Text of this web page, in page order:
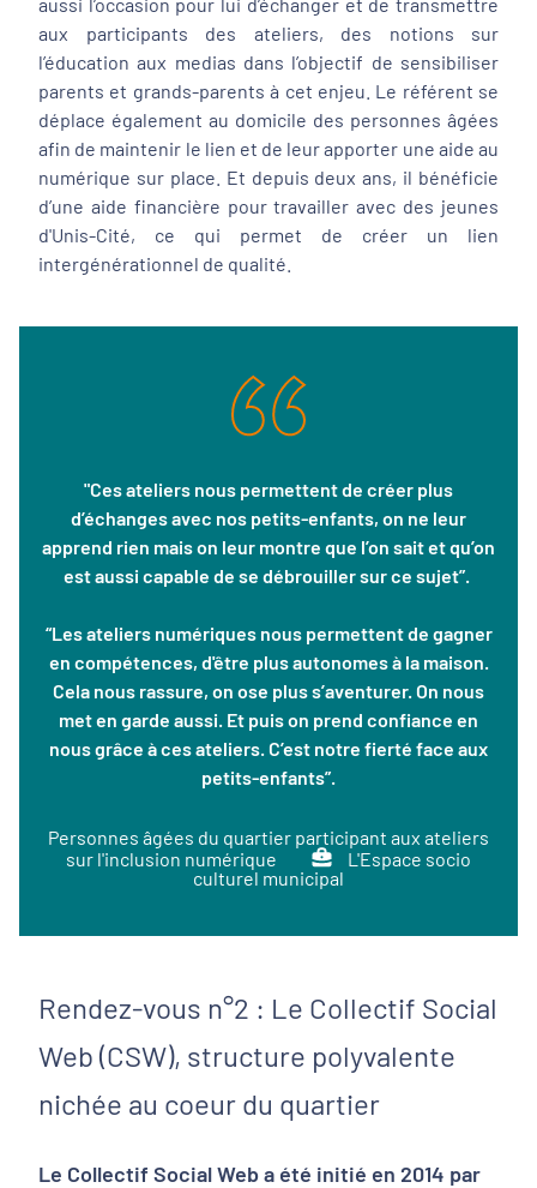
aux participants des ateliers, des notions sur
l’éducation aux medias dans l’objectif de sensibiliser
parents et grands-parents à cet enjeu. Le référent se
déplace également au domicile des personnes âgées
afin de maintenir le lien et de leur apporter une aide au
numérique sur place. Et depuis deux ans, il bénéficie
d’une aide financière pour travailler avec des jeunes
d'Unis-Cité, ce qui permet de créer un lien
intergénérationnel de qualité.
"Ces ateliers nous permettent de créer plus
d’échanges avec nos petits-enfants, on ne leur
apprend rien mais on leur montre que l’on sait et qu’on
est aussi capable de se débrouiller sur ce sujet”.
“Les ateliers numériques nous permettent de gagner
en compétences, d'être plus autonomes à la maison.
Cela nous rassure, on ose plus s’aventurer. On nous
met en garde aussi. Et puis on prend confiance en
nous grâce à ces ateliers. C’est notre fierté face aux
petits-enfants”.
Personnes âgées du quartier participant aux ateliers
sur l'inclusion numérique
L'Espace socio
culturel municipal
Rendez-vous n°2 : Le Collectif Social
Web (CSW), structure polyvalente
nichée au coeur du quartier
Le Collectif Social Web a été initié en 2014 par